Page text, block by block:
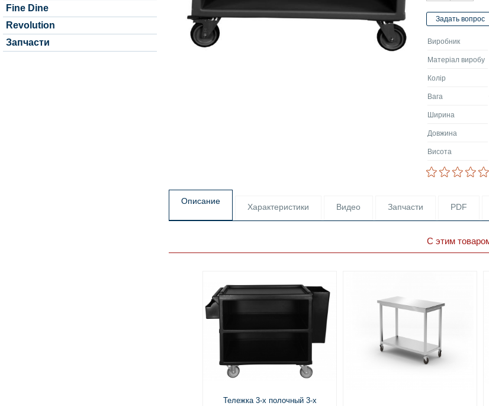
Fine Dine
Revolution
Запчасти
Виробник
Матеріал виробу
Колір
Вага
Ширина
Довжина
Висота
Описание
Характеристики Видео Запчасти PDF
С этим
Тележка 3-х полочный 3-х